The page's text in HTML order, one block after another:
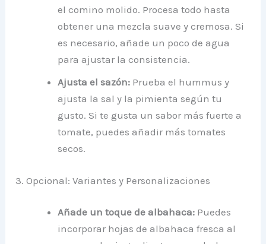
el comino molido. Procesa todo hasta
obtener una mezcla suave y cremosa. Si
es necesario, añade un poco de agua
para ajustar la consistencia.
Ajusta el sazón: Prueba el hummus y
ajusta la sal y la pimienta según tu
gusto. Si te gusta un sabor más fuerte a
tomate, puedes añadir más tomates
secos.
3. Opcional: Variantes y Personalizaciones
Añade un toque de albahaca: Puedes
incorporar hojas de albahaca fresca al